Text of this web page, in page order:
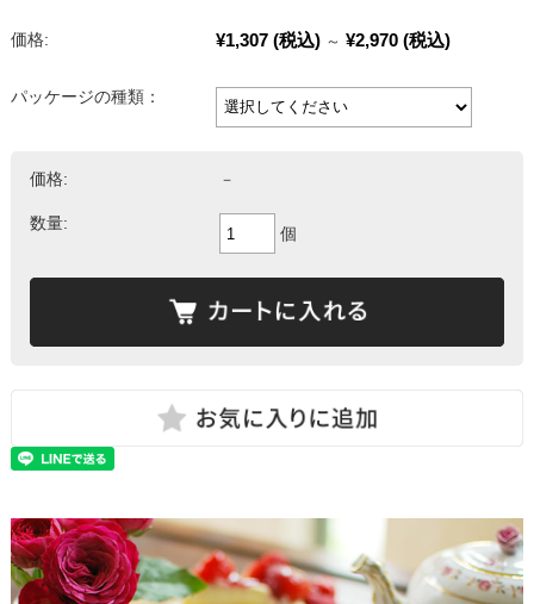
価格: ¥1,307 (税込) ～ ¥2,970 (税込)
パッケージの種類：
価格: －
数量:
個